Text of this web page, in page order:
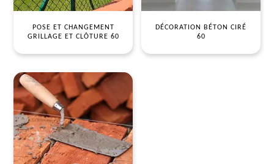
POSE ET CHANGEMENT
GRILLAGE ET CLÔTURE 60
DÉCORATION BÉTON CIRÉ
60